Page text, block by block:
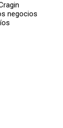
negocios